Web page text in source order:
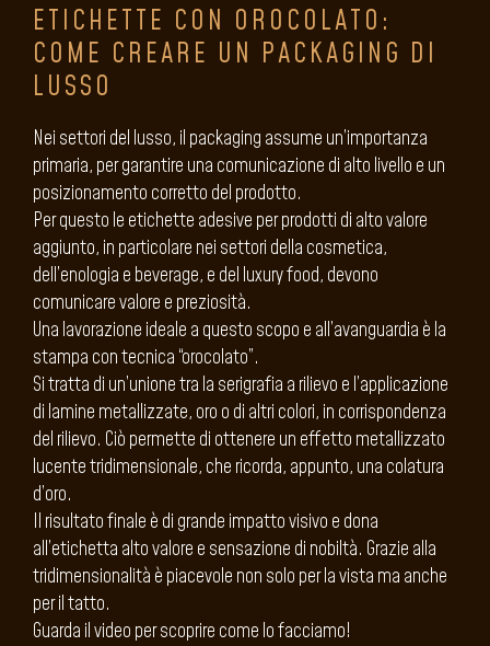
ETICHETTE CON OROCOLATO:
COME CREARE UN PACKAGING DI
LUSSO
Nei settori del lusso, il packaging assume un’importanza
primaria, per garantire una comunicazione di alto livello e un
posizionamento corretto del prodotto.
Per questo le etichette adesive per prodotti di alto valore
aggiunto, in particolare nei settori della cosmetica,
dell’enologia e beverage, e del luxury food, devono
comunicare valore e preziosità.
Una lavorazione ideale a questo scopo e all’avanguardia è la
stampa con tecnica “orocolato”.
Si tratta di un’unione tra la serigrafia a rilievo e l’applicazione
di lamine metallizzate, oro o di altri colori, in corrispondenza
del rilievo. Ciò permette di ottenere un effetto metallizzato
lucente tridimensionale, che ricorda, appunto, una colatura
d’oro.
Il risultato finale è di grande impatto visivo e dona
all’etichetta alto valore e sensazione di nobiltà. Grazie alla
tridimensionalità è piacevole non solo per la vista ma anche
per il tatto.
Guarda il video per scoprire come lo facciamo!